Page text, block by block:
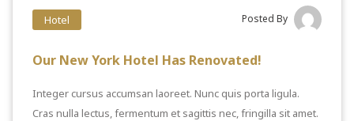
Hotel Posted By
Our New York Hotel Has Renovated!
Integer cursus accumsan laoreet. Nunc quis porta ligula.
Cras nulla lectus, fermentum et sagittis nec, fringilla sit amet.